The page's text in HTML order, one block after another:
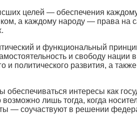
целей — обеспечения
а каждому народу — права на
и функциональный
и свободу нации
и политического развития, а
интересы как
лишь тогда, когда
— соучаствуют в решении